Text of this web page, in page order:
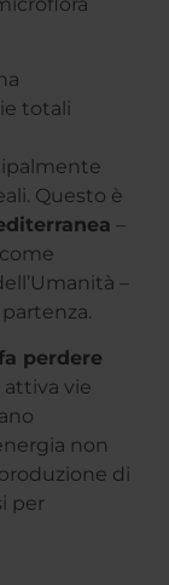
totali
Questo è
–
–
perdere
attiva vie
non
di
per